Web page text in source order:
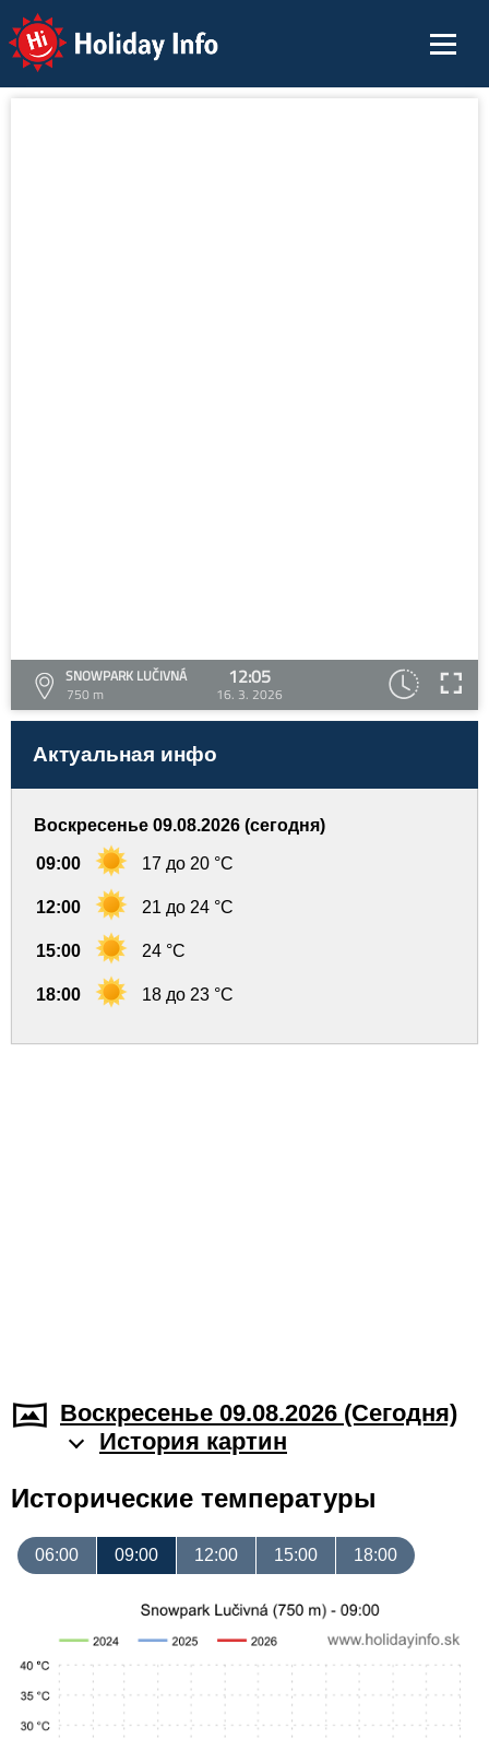
Holiday Info
SNOWPARK LUČIVNÁ
750 m
12:05
16. 3. 2026
Актуальная инфо
Воскресенье 09.08.2026 (сегодня)
09:00 17 до 20 °C
12:00 21 до 24 °C
15:00 24 °C
18:00 18 до 23 °C
Воскресенье 09.08.2026 (Cегодня)
История картин
Исторические температуры
06:00 09:00 12:00 15:00 18:00